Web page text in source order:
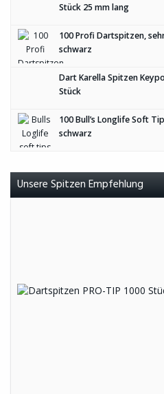
Stück 25 mm lang
100 Profi Dartspitzen,
schwarz
Dart Karella Spitzen
Stück
100 Bull’s Longlife Soft
schwarz
Unsere Spitzen Empfehlung